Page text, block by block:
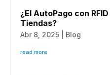
¿El AutoPago con
Tiendas?
Abr 8, 2025 Blog
read more